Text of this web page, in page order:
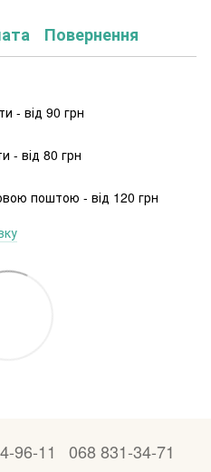
Повернення
- від 90 грн
- від 80 грн
поштою - від 120 грн
96-11 068 831-34-71